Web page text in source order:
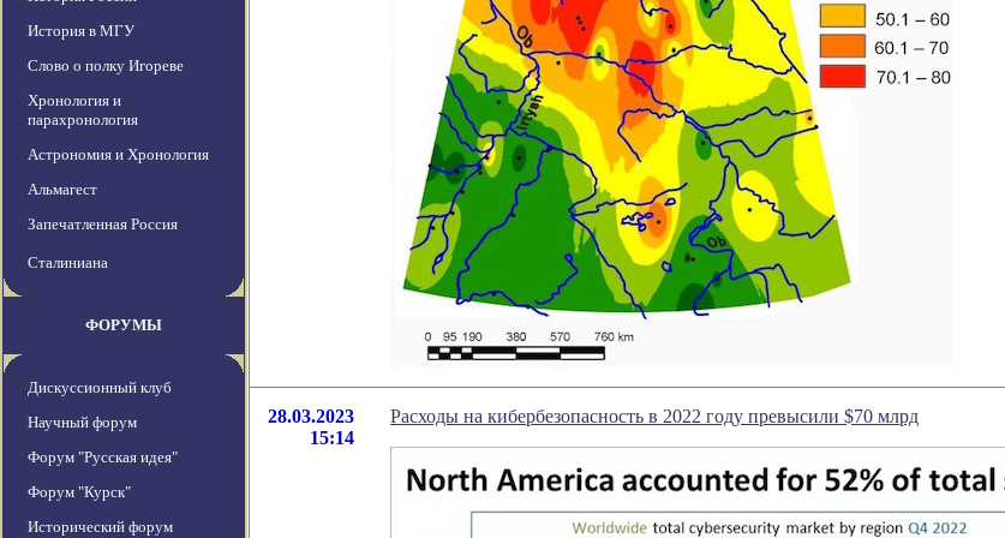
История в МГУ
Слово о полку Игореве
Хронология и
парахронология
Астрономия и Хронология
Альмагест
Запечатленная Россия
Сталиниана
ФОРУМЫ
Дискуссионный клуб
Научный форум
Форум "Русская идея"
Форум "Курск"
Исторический форум
28.03.2023
15:14
Расходы на кибербезопасность в 2022 году превысили $70 млрд